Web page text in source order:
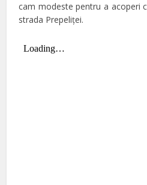
cam modeste pentru a acoperi
strada Prepeliţei.